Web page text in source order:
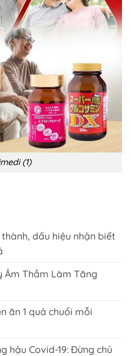
(1)
dấu hiệu nhận biết
Âm Thầm Làm Tăng
ăn 1 quả chuối mỗi
hậu Covid-19: Đừng chủ